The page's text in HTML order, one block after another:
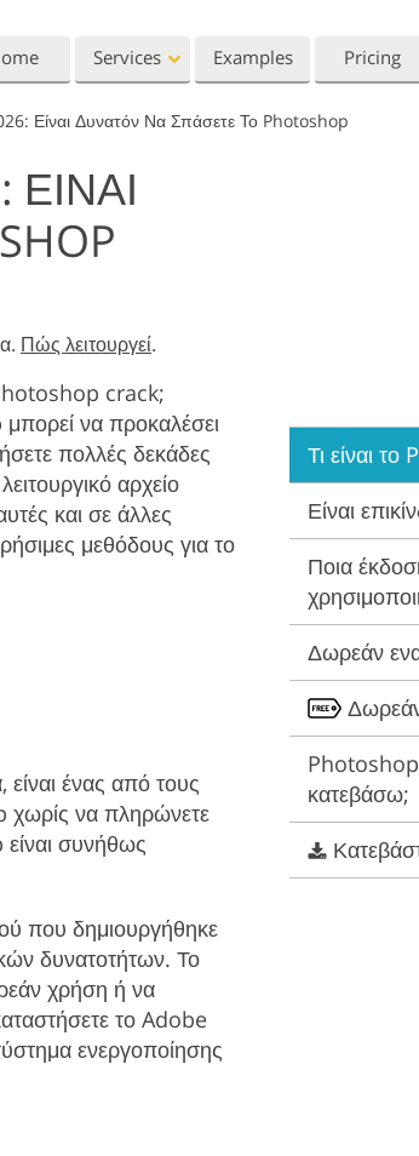
Services
Body Retouching
Clipping Path
Photo Editing Real Estate Photo Editing
Examples Pricing
Actions
Brushes
Textures
Ps Actions
Ps Overlays
Templates
Είναι Δυνατόν Να Σπάσετε Το Photoshop
ΕΊΝΑΙ
Πώς λειτουργεί.
Photoshop crack;
να προκαλέσει
πολλές δεκάδες
αρχείο
και σε άλλες
μεθόδους για το
ένας από τους
χωρίς να πληρώνετε
συνήθως
που δημιουργήθηκε
δυνατοτήτων. Το
χρήση ή να
το Adobe
ενεργοποίησης
Τι είναι
Είναι
Ποια
Δωρεάν
Photoshop
κατεβάσω;